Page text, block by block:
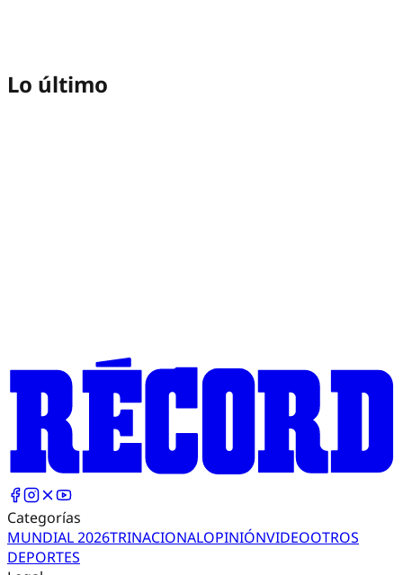
Lo último
Categorías
MUNDIAL 2026TRINACIONALOPINIÓNVIDEOOTROS
DEPORTES